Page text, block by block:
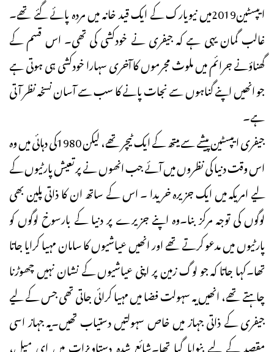
ایپسٹین2019میں نیویارک کے ایک قید خانہ میں مردہ پائے گئے تھے۔
غالب گمان یہی ہے کہ جیفری نے خودکشی کی تھی۔ اس قسم کے
گھناؤنے جرائم میں ملوث مجرموں کا آخری سہارا خودکشی ہی ہوتی ہے
جو انھیں اپنے گناہوں سے نجات پانے کا سب سے آسان نسخہ نظر آتی
ہے۔
جیفری ایپسٹین پیشے سے میتھ کے ایک ٹیچر تھے، لیکن 1980کی دہائی میں وہ
اس وقت دنیا کی نظروں میں آئے جب انھوں نے پرتعیش پارٹیوں کے
لیے امریکہ میں ایک جزیرہ خریدا ۔ اس کے ساتھ ان کا ذاتی پلین بھی
لوگوں کی توجہ مرکز بنا۔وہ اپنے جزیرے پر دنیا کے بارسوخ لوگوں کو
پارٹیوں میں مدعو کرتے تھے اور انھیں عیاشیوں کا سامان مہیا کرایا جاتا
تھا۔کہا جاتا کہ جو لوگ زمین پر اپنی عیاشیوں کے نشان نہیں چھوڑنا
چاہتے تھے، انھیں یہ سہولت فضا میں مہیا کرائی جاتی تھی جس کے لیے
جیفری کے ذاتی جہاز میں خاص سہولتیں دستیاب تھیں۔یہ جہاز اسی
مقصد کے لیے بنوایا گیا تھا۔شائع شدہ دستاویزات میں ای میل،